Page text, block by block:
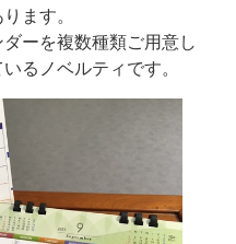
ます。
ーを複数種類ご用意し
るノベルティです。